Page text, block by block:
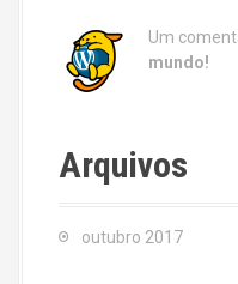
Um
mundo!
Arquivos
outubro 2017